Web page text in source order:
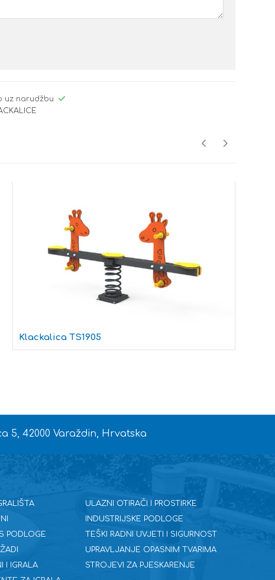
uz narudžbu
Klackalica TS1905
5, 42000 Varaždin, Hrvatska
PODLOGE
I IGRALA
ULAZNI OTIRAČI I PROSTIRKE
INDUSTRIJSKE PODLOGE
TEŠKI RADNI UVJETI I SIGURNOST
UPRAVLJANJE OPASNIM TVARIMA
STROJEVI ZA PJESKARENJE